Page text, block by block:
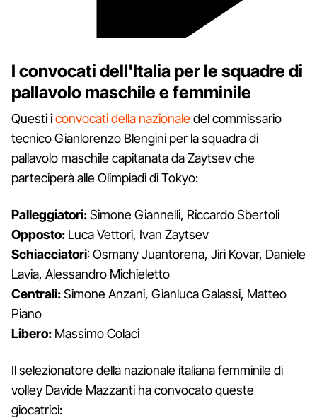
I convocati dell'Italia per le squadre di
pallavolo maschile e femminile
Questi iconvocati della nazionaledel commissario
tecnico Gianlorenzo Blengini per la squadra di
pallavolo maschile capitanata da Zaytsev che
parteciperà alle Olimpiadi di Tokyo:
Palleggiatori:Simone Giannelli, Riccardo Sbertoli
Opposto: Luca Vettori, Ivan Zaytsev
Schiacciatori: Osmany Juantorena, Jiri Kovar, Daniele
Lavia, Alessandro Michieletto
Centrali:Simone Anzani, Gianluca Galassi, Matteo
Piano
Libero: Massimo Colaci
Il selezionatore della nazionale italiana femminile di
volley Davide Mazzanti ha convocato queste
giocatrici: